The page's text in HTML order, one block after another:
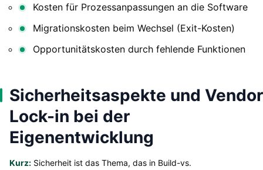
Kosten für Prozessanpassungen an die Software
Migrationskosten beim Wechsel (Exit-Kosten)
Opportunitätskosten durch fehlende Funktionen
Sicherheitsaspekte und Vendor
Lock-in bei der
Eigenentwicklung
Kurz: Sicherheit ist das Thema, das in Build-vs.